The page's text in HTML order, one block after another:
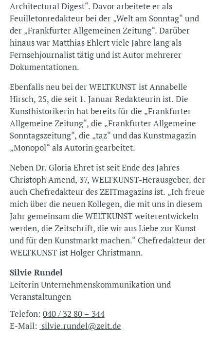
Architectural Digest“. Davor arbeitete er als
Feuilletonredakteur bei der „Welt am Sonntag“ und
der „Frankfurter Allgemeinen Zeitung“. Darüber
hinaus war Matthias Ehlert viele Jahre lang als
Fernsehjournalist tätig und ist Autor mehrerer
Dokumentationen.
Ebenfalls neu bei der WELTKUNST ist Annabelle
Hirsch, 25, die seit 1. Januar Redakteurin ist. Die
Kunsthistorikerin hat bereits für die „Frankfurter
Allgemeine Zeitung“, die „Frankfurter Allgemeine
Sonntagszeitung“, die „taz“ und das Kunstmagazin
„Monopol“ als Autorin gearbeitet.
Neben Dr. Gloria Ehret ist seit Ende des Jahres
Christoph Amend, 37, WELTKUNST-Herausgeber, der
auch Chefredakteur des ZEITmagazins ist. „Ich freue
mich über die neuen Kollegen, die mit uns in diesem
Jahr gemeinsam die WELTKUNST weiterentwickeln
werden, die Zeitschrift, die wir aus Liebe zur Kunst
und für den Kunstmarkt machen.“ Chefredakteur der
WELTKUNST ist Holger Christmann.
Silvie Rundel
Leiterin Unternehmenskommunikation und
Veranstaltungen
Telefon: 040 / 32 80 – 344
E-Mail: silvie.rundel@zeit.de